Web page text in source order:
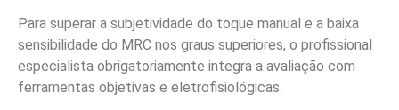
Para superar a subjetividade do toque manual e a baixa
sensibilidade do MRC nos graus superiores, o profissional
especialista obrigatoriamente integra a avaliação com
ferramentas objetivas e eletrofisiológicas.